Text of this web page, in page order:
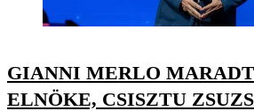
GIANNI MERLO
ELNÖKE, CSISZTU